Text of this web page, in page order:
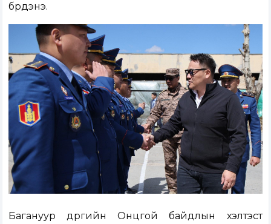
бүрдэнэ.
Багануур дүүргийн Онцгой байдлын хэлтэст